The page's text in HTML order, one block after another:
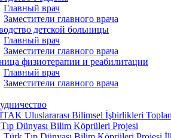
Главный врач
Заместители главного врача
детской больницы
Главный врач
Заместители главного врача
физиотерапии и реабилитации
Главный врач
Заместители главного врача
Uluslararası Bilimsel İşbirlikleri
Dünyası Bilim Köprüleri Projesi